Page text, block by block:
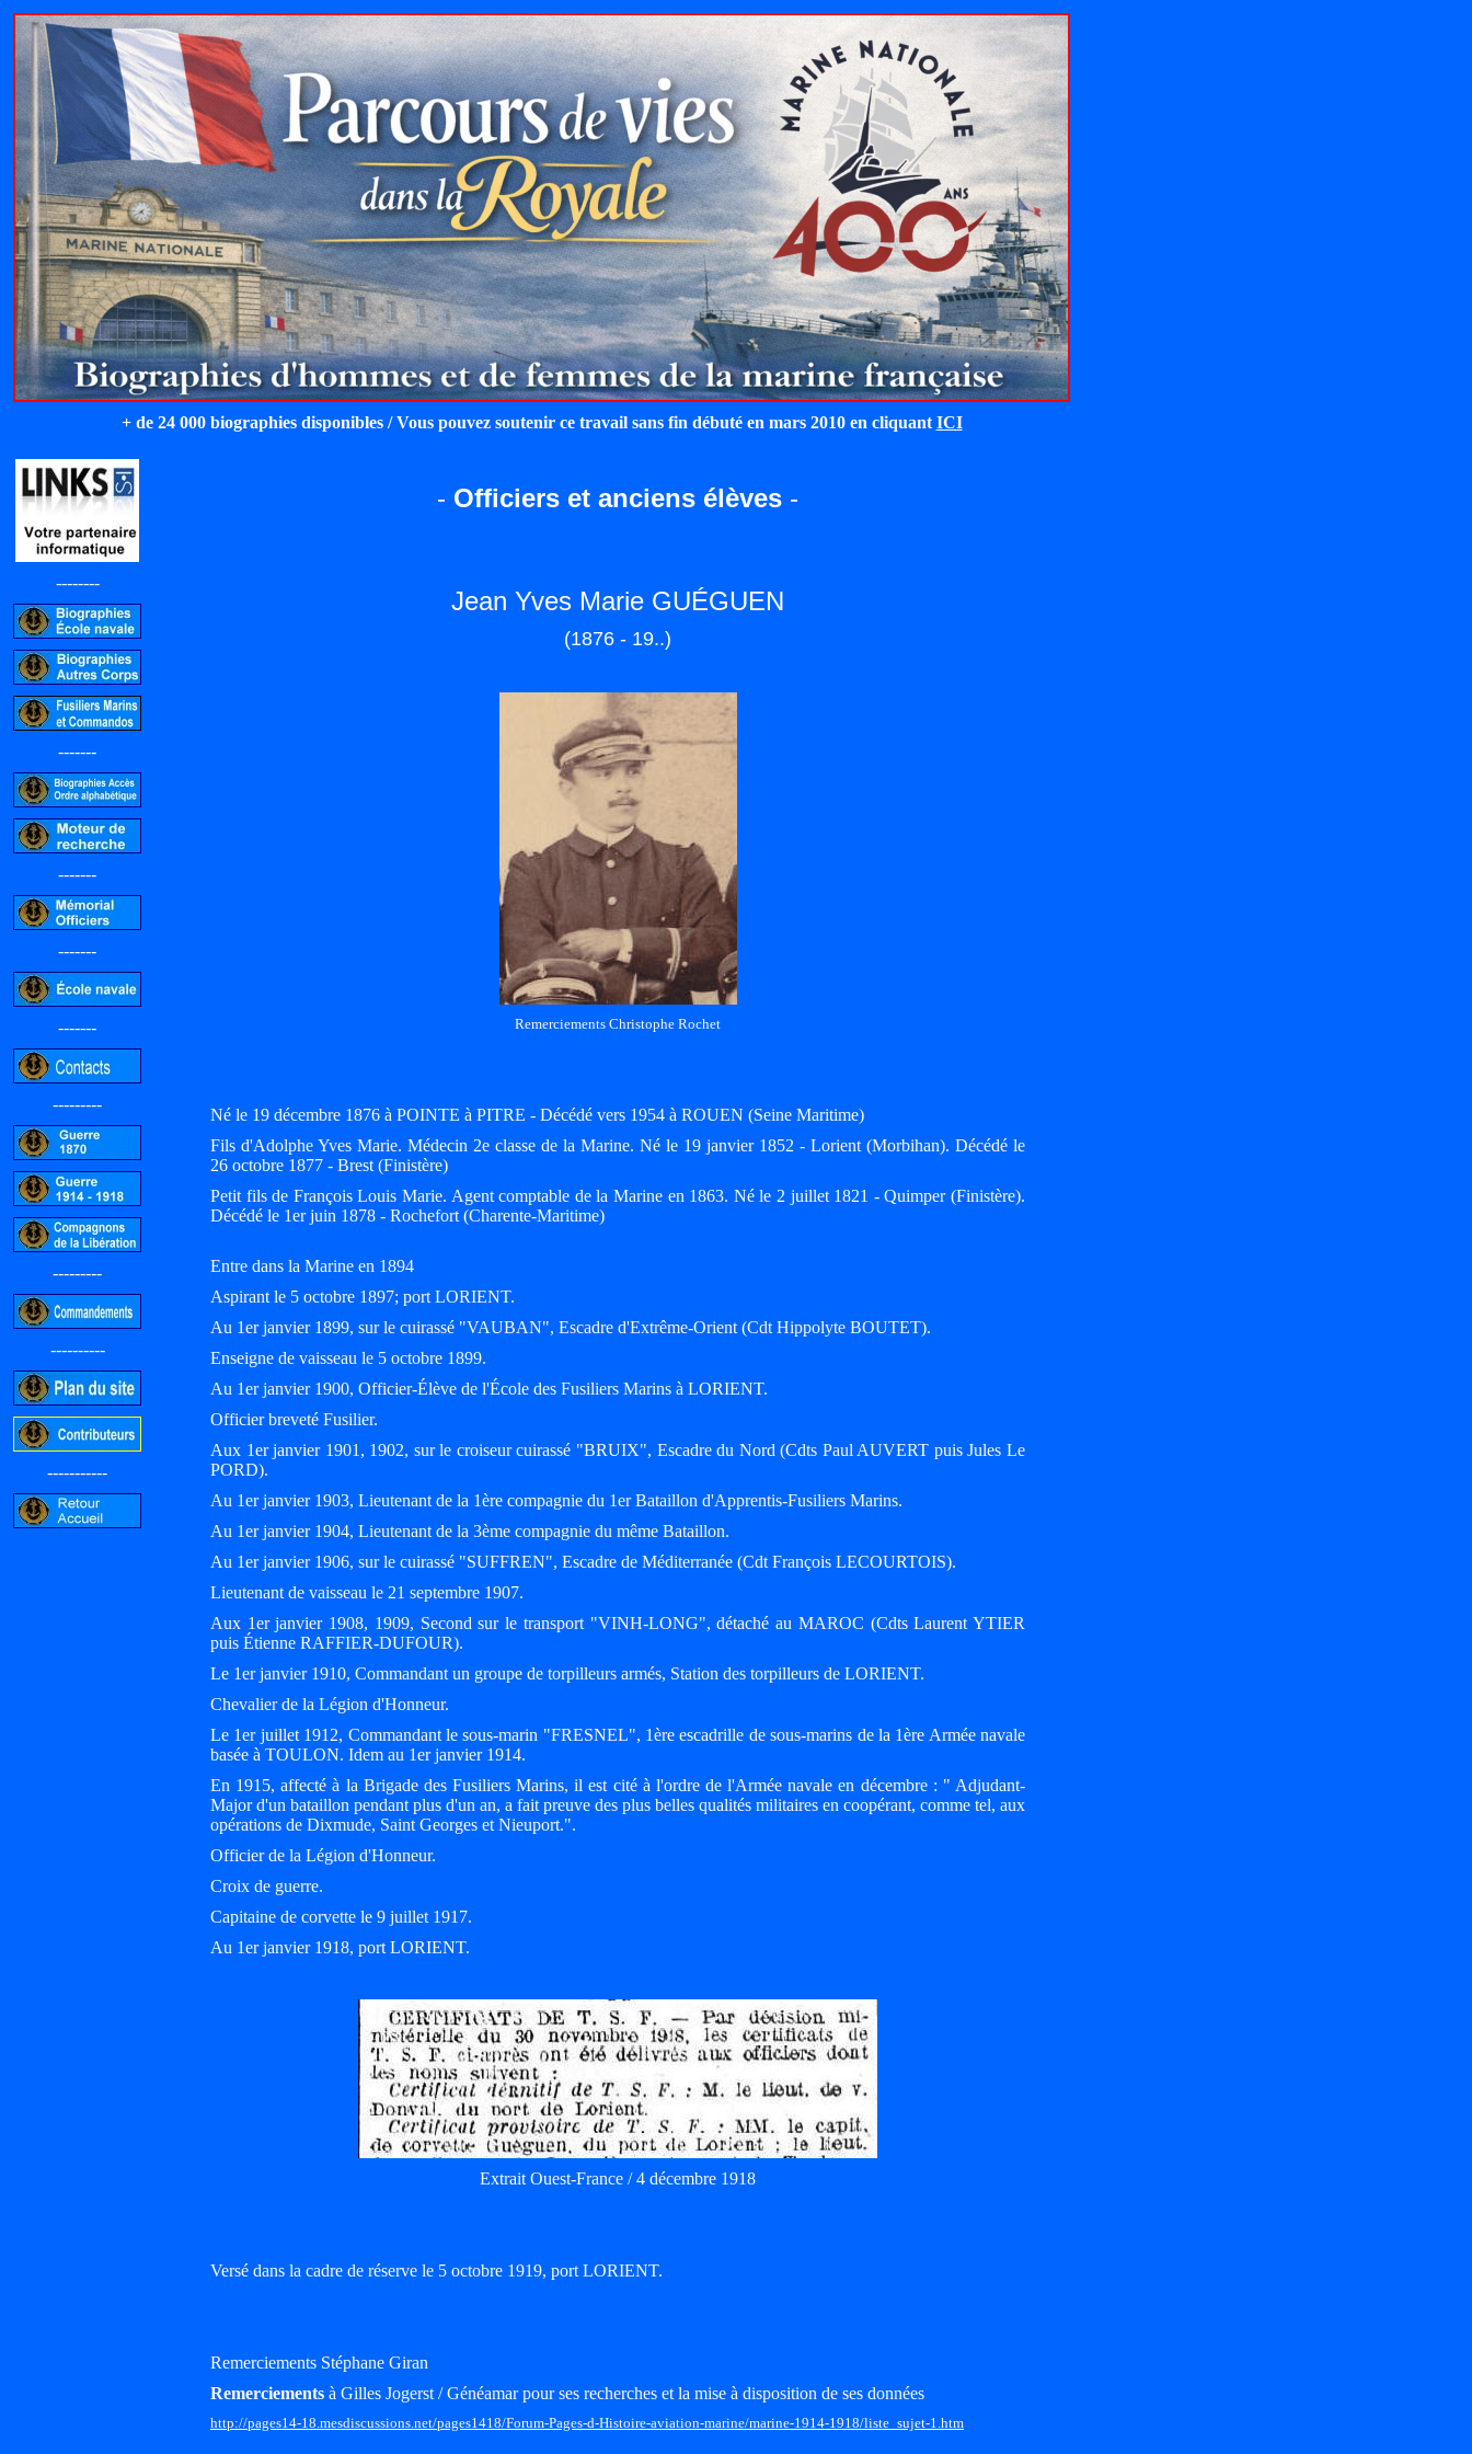
+ de 24 000 biographies disponibles / Vous pouvez soutenir ce travail sans fin débuté en mars 2010 en cliquant ICI
--------
-------
-------
-------
-------
---------
---------
----------
-----------
- Officiers et anciens élèves -
Jean Yves Marie GUÉGUEN
(1876 - 19..)
Remerciements Christophe Rochet
Né le 19 décembre 1876 à POINTE à PITRE - Décédé vers 1954 à ROUEN (Seine Maritime)
Fils d'Adolphe Yves Marie. Médecin 2e classe de la Marine. Né le 19 janvier 1852 - Lorient (Morbihan). Décédé le
26 octobre 1877 - Brest (Finistère)
Petit fils de François Louis Marie. Agent comptable de la Marine en 1863. Né le 2 juillet 1821 - Quimper (Finistère).
Décédé le 1er juin 1878 - Rochefort (Charente-Maritime)
Entre dans la Marine en 1894
Aspirant le 5 octobre 1897; port LORIENT.
Au 1er janvier 1899, sur le cuirassé "VAUBAN", Escadre d'Extrême-Orient (Cdt Hippolyte BOUTET).
Enseigne de vaisseau le 5 octobre 1899.
Au 1er janvier 1900, Officier-Élève de l'École des Fusiliers Marins à LORIENT.
Officier breveté Fusilier.
Aux 1er janvier 1901, 1902, sur le croiseur cuirassé "BRUIX", Escadre du Nord (Cdts Paul AUVERT puis Jules Le
PORD).
Au 1er janvier 1903, Lieutenant de la 1ère compagnie du 1er Bataillon d'Apprentis-Fusiliers Marins.
Au 1er janvier 1904, Lieutenant de la 3ème compagnie du même Bataillon.
Au 1er janvier 1906, sur le cuirassé "SUFFREN", Escadre de Méditerranée (Cdt François LECOURTOIS).
Lieutenant de vaisseau le 21 septembre 1907.
Aux 1er janvier 1908, 1909, Second sur le transport "VINH-LONG", détaché au MAROC (Cdts Laurent YTIER
puis Étienne RAFFIER-DUFOUR).
Le 1er janvier 1910, Commandant un groupe de torpilleurs armés, Station des torpilleurs de LORIENT.
Chevalier de la Légion d'Honneur.
Le 1er juillet 1912, Commandant le sous-marin "FRESNEL", 1ère escadrille de sous-marins de la 1ère Armée navale
basée à TOULON. Idem au 1er janvier 1914.
En 1915, affecté à la Brigade des Fusiliers Marins, il est cité à l'ordre de l'Armée navale en décembre : " Adjudant-
Major d'un bataillon pendant plus d'un an, a fait preuve des plus belles qualités militaires en coopérant, comme tel, aux
opérations de Dixmude, Saint Georges et Nieuport.".
Officier de la Légion d'Honneur.
Croix de guerre.
Capitaine de corvette le 9 juillet 1917.
Au 1er janvier 1918, port LORIENT.
Extrait Ouest-France / 4 décembre 1918
Versé dans la cadre de réserve le 5 octobre 1919, port LORIENT.
Remerciements Stéphane Giran
Remerciements à Gilles Jogerst / Généamar pour ses recherches et la mise à disposition de ses données
http://pages14-18.mesdiscussions.net/pages1418/Forum-Pages-d-Histoire-aviation-marine/marine-1914-1918/liste_sujet-1.htm